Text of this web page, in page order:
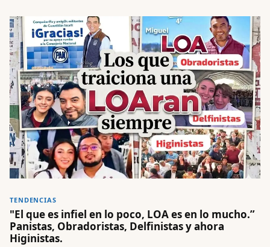
TENDENCIAS
"El que es infiel en lo poco, LOA es en lo mucho.”
Panistas, Obradoristas, Delfinistas y ahora
Higinistas.